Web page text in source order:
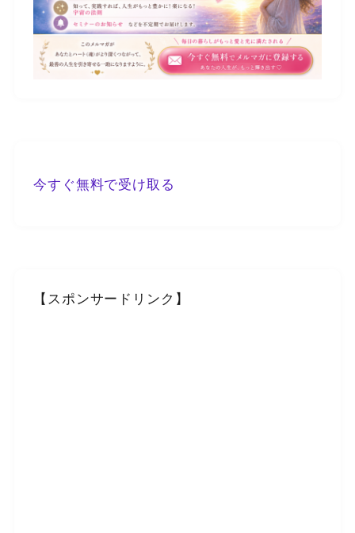
今すぐ無料で受け取る
【スポンサードリンク】